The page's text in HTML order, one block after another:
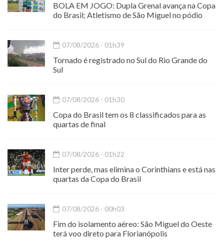
BOLA EM JOGO: Dupla Grenal avança na Copa
do Brasil; Atletismo de São Miguel no pódio
07/08/2026 - 01h39
Tornado é registrado no Sul do Rio Grande do
Sul
07/08/2026 - 01h30
Copa do Brasil tem os 8 classificados para as
quartas de final
07/08/2026 - 01h22
Inter perde, mas elimina o Corinthians e está nas
quartas da Copa do Brasil
07/08/2026 - 00h03
Fim do isolamento aéreo: São Miguel do Oeste
terá voo direto para Florianópolis